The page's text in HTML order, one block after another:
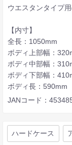
ウエスタンタイプ
【内寸】
全長：1050mm
ボディ上部幅：
ボディ中部幅：
ボディ下部幅：
ボディ長：590mm
JANコード：
ハードケース